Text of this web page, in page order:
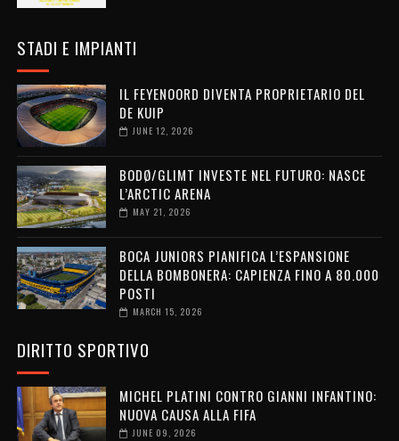
STADI E IMPIANTI
IL FEYENOORD DIVENTA PROPRIETARIO DEL
DE KUIP
JUNE 12, 2026
BODØ/GLIMT INVESTE NEL FUTURO: NASCE
L’ARCTIC ARENA
MAY 21, 2026
BOCA JUNIORS PIANIFICA L’ESPANSIONE
DELLA BOMBONERA: CAPIENZA FINO A 80.000
POSTI
MARCH 15, 2026
DIRITTO SPORTIVO
MICHEL PLATINI CONTRO GIANNI INFANTINO:
NUOVA CAUSA ALLA FIFA
JUNE 09, 2026